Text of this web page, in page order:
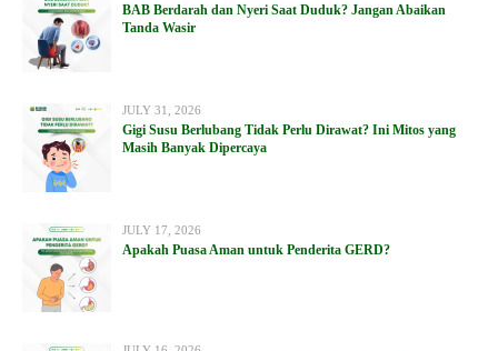
BAB Berdarah dan Nyeri Saat Duduk? Jangan Abaikan
Tanda Wasir
JULY 31, 2026
Gigi Susu Berlubang Tidak Perlu Dirawat? Ini Mitos yang
Masih Banyak Dipercaya
JULY 17, 2026
Apakah Puasa Aman untuk Penderita GERD?